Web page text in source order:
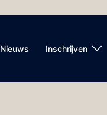
Nieuws Inschrijven